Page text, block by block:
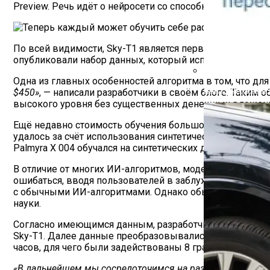
Как Работает
Preview. Речь идёт о нейросети со способностью к
По всей видимости, Sky-T1 является первой моделью
опубликовали набор данных, который использовался
Одна из главных особенностей алгоритма в том, что
$450», — написали разработчики в своём блоге. Таким
высокого уровня без существенных денежных
Ещё недавно стоимость обучения большой языковой
удалось за счёт использования синтетических
Palmyra X 004 обучался на синтетических данных и
В отличие от многих ИИ-алгоритмов, модели с
ошибаться, вводя пользователей в заблуждение.
с обычными ИИ-алгоритмами. Однако обычно
науки.
Согласно имеющимся данным, разработчики
Sky-T1. Далее данные преобразовывались с помощью
часов, для чего были задействованы 8 графических